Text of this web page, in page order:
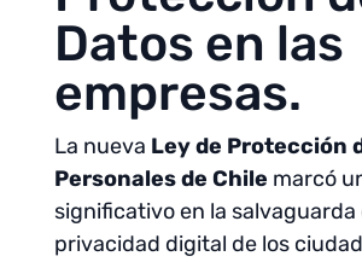
Datos en las
empresas.
La nueva Ley de Protección
Personales de Chile marcó
significativo en la salvaguarda
privacidad digital de los